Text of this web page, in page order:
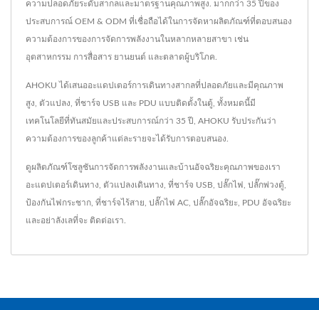
ความปลอดภัยระดับสากลและมาตรฐานคุณภาพสูง. มากกว่า 35 ปีของ
ประสบการณ์ OEM & ODM ที่เชื่อถือได้ในการจัดหาผลิตภัณฑ์ที่ตอบสนอง
ความต้องการของการจัดการพลังงานในหลากหลายสาขา เช่น
อุตสาหกรรม การสื่อสาร ยานยนต์ และตลาดผู้บริโภค.
AHOKU ได้เสนออะแดปเตอร์การเดินทางสากลที่ปลอดภัยและมีคุณภาพ
สูง, ตัวแปลง, ที่ชาร์จ USB และ PDU แบบติดตั้งในตู้, ทั้งหมดนี้มี
เทคโนโลยีที่ทันสมัยและประสบการณ์กว่า 35 ปี, AHOKU รับประกันว่า
ความต้องการของลูกค้าแต่ละรายจะได้รับการตอบสนอง.
ดูผลิตภัณฑ์โซลูชันการจัดการพลังงานและบ้านอัจฉริยะคุณภาพของเรา
อะแดปเตอร์เดินทาง ตัวแปลงเดินทาง ที่ชาร์จ USB ปลั๊กไฟ ปลั๊กพ่วงตู้
ป้องกันไฟกระชาก ที่ชาร์จไร้สาย ปลั๊กไฟ AC ปลั๊กอัจฉริยะ PDU อัจฉริยะ
และอย่าลังเลที่จะ ติดต่อเรา